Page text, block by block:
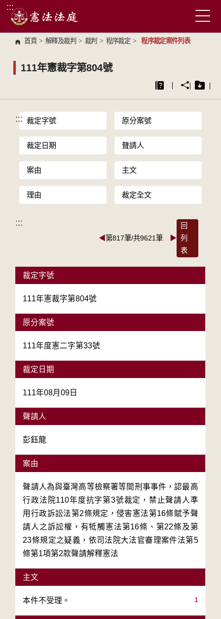
跳到主要內容區塊
:::
首頁 > 解釋及裁判 > 裁判 > 程序裁定 > 程序裁定案件列表
111年憲裁字第804號
::: 裁定字號 原分案號
裁定日期 聲請人
案由 主文
理由 裁定全文
:::
◀第817筆/共9621筆 ▶
回
列
表
裁定字號
111年憲裁字第804號
原分案號
111年度憲二字第33號
裁定日期
111年08月09日
聲請人
彭鈺龍
案由
聲請人為與臺灣高等檢察署等間刑事事件，認最高
行政法院110年度抗字第3號裁定，禁止聲請人準
用行政訴訟法第2條規定，侵害憲法第16條賦予聲
請人之訴訟權，有牴觸憲法第16條、第22條及第
23條規定之疑義，依司法院大法官審理案件法第5
條第1項第2款聲請解釋憲法
主文
1
本件不受理。